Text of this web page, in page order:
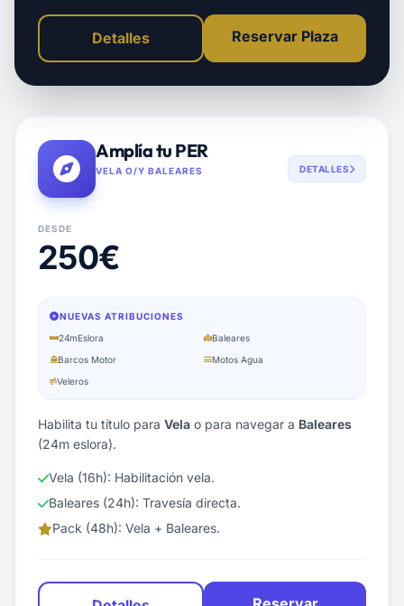
Detalles Reservar Plaza
Amplía tu PER
VELA O/Y BALEARES DETALLES
DESDE
250€
NUEVAS ATRIBUCIONES
24mEslora
Baleares
Barcos Motor
Motos Agua
Veleros
Habilita tu título para Vela o para navegar a Baleares
(24m eslora).
Vela (16h): Habilitación vela.
Baleares (24h): Travesía directa.
Pack (48h): Vela + Baleares.